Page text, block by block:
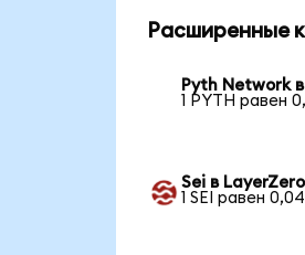
Расширенные
Pyth Network
1 PYTH равен
Sei в LayerZero
1 SEI равен